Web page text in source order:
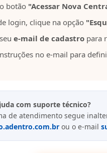
botão "Acessar Nova
login, clique na opção
e-mail de cadastro para
no e-mail para
com suporte técnico?
de atendimento segue
ou o e-mail